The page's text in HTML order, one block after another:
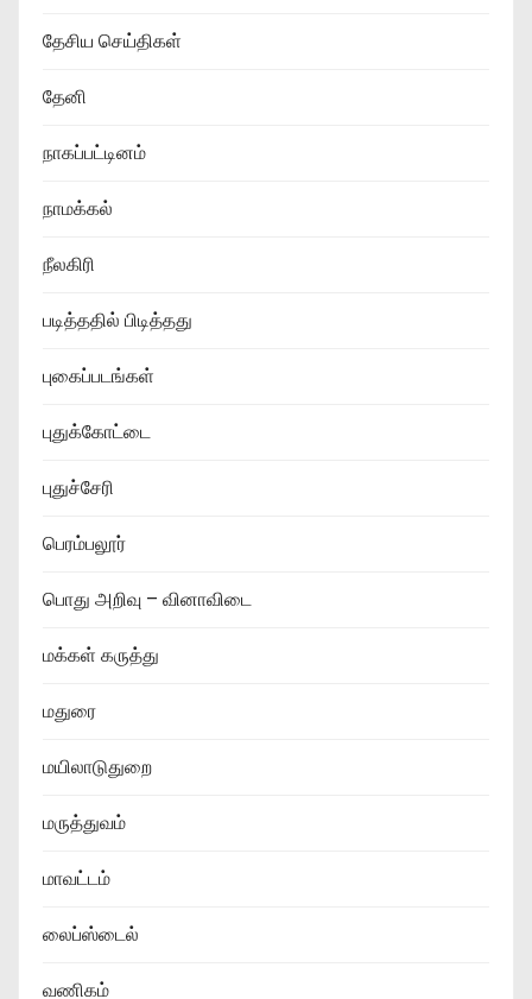
தேசிய செய்திகள்
தேனி
நாகப்பட்டினம்
நாமக்கல்
நீலகிரி
படித்ததில் பிடித்தது
புகைப்படங்கள்
புதுக்கோட்டை
புதுச்சேரி
பெரம்பலூர்
பொது அறிவு – வினாவிடை
மக்கள் கருத்து
மதுரை
மயிலாடுதுறை
மருத்துவம்
மாவட்டம்
லைப்ஸ்டைல்
வணிகம்